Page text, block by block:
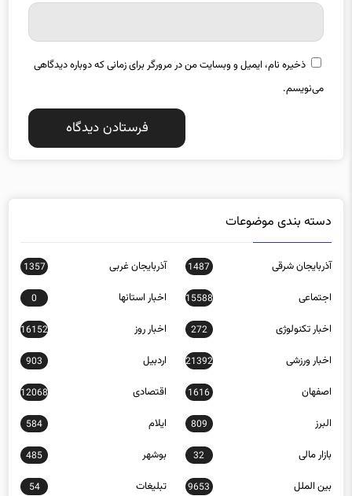
ذخیره نام، ایمیل و وبسایت من در مرورگر برای زمانی که دوباره دیدگاهی
می‌نویسم.
دسته بندی موضوعات
آذربایجان شرقی 1487 آذربایجان غربی 1357
اجتماعی 15588 اخبار استانها 0
اخبار تکنولوژی 272 اخبار روز 16152
اخبار ورزشی 21392 اردبیل 903
اصفهان 1616 اقتصادی 12068
البرز 809 ایلام 584
بازار مالی 32 بوشهر 485
بین الملل 9653 تبلیغات 54